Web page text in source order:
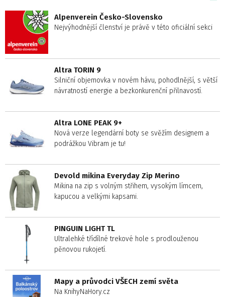
Alpenverein Česko-Slovensko
Nejvýhodnější členství je právě v této oficiální sekci
Altra TORIN 9
Silniční objemovka v novém hávu, pohodlnější, s větší
návratností energie a bezkonkurenční přilnavostí.
Altra LONE PEAK 9+
Nová verze legendární boty se svěžím designem a
podrážkou Vibram je tu!
Devold mikina Everyday Zip Merino
Mikina na zip s volným střihem, vysokým límcem,
kapucou a velkými kapsami.
PINGUIN LIGHT TL
Ultralehké třídílné trekové hole s prodlouženou
pěnovou rukojetí.
Mapy a průvodci VŠECH zemí světa
Na KnihyNaHory.cz